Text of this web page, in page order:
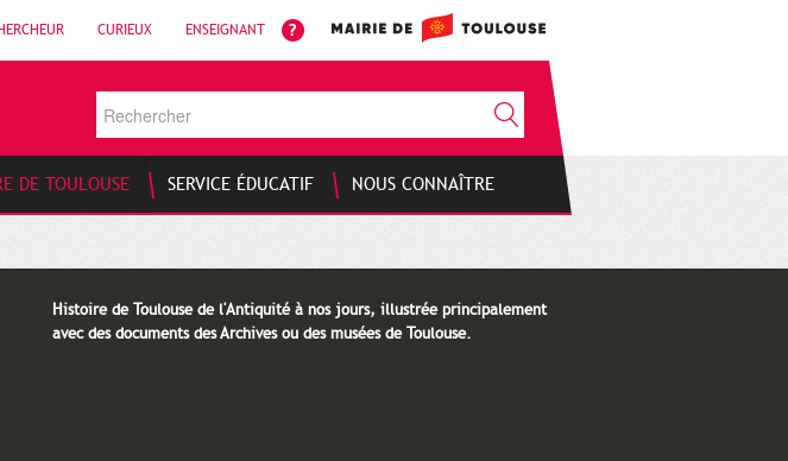
CURIEUX ENSEIGNANT
DE TOULOUSE SERVICE ÉDUCATIF NOUS CONNAÎTRE
Histoire de Toulouse de l'Antiquité à nos jours, illustrée principalement
avec des documents des Archives ou des musées de Toulouse.